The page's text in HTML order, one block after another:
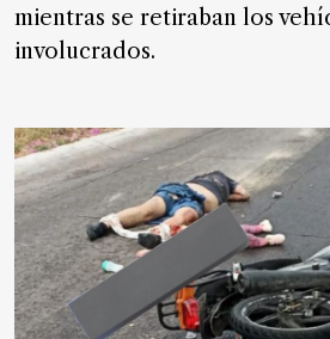
mientras se retiraban los
involucrados.